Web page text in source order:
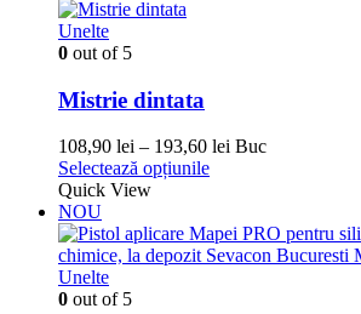
Unelte
0 out of 5
Mistrie dintata
108,90 lei – 193,60 lei Interval
până
la
Buc
Selectează opțiunileAcest
mai
multe
Quick View
NOU
Unelte
0 out of 5